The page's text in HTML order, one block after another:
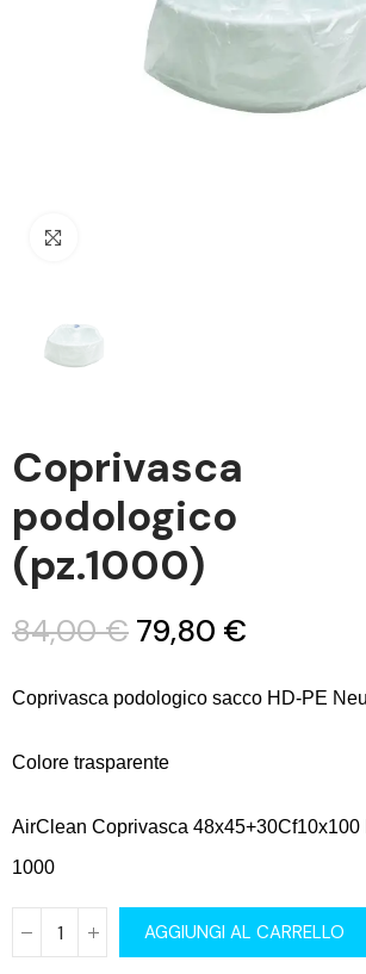
Coprivasca
podologico
(pz.1000)
84,00 € 79,80 €
Coprivasca podologico sacco HD-PE
Colore trasparente
AirClean Coprivasca 48x45+30Cf10x100
1000
AGGIUNGI AL CARRELLO